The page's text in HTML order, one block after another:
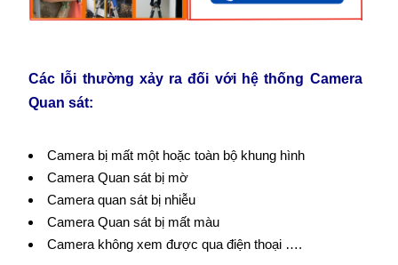
Các lỗi thường xảy ra đối với hệ thống Camera
Quan sát:
Camera bị mất một hoặc toàn bộ khung hình
Camera Quan sát bị mờ
Camera quan sát bị nhiễu
Camera Quan sát bị mất màu
Camera không xem được qua điện thoại ….